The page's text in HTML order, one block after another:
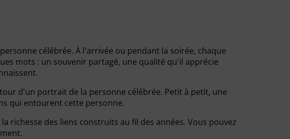
célébrée. À l'arrivée ou pendant la soirée, chaque
mots : un souvenir partagé, une qualité qu'il apprécie
d'un portrait de la personne célébrée. Petit à petit, une
qui entourent cette personne.
des liens construits au fil des années. Vous pouvez